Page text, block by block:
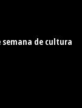
semana de cultura